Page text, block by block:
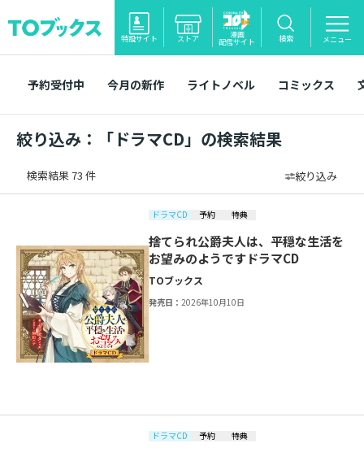
特設サイト ストア 漫画
配信サイト 検索 メニュー
予約受付中 今月の新作 ライトノベル コミックス
絞り込み：「ドラマCD」の検索結果
検索結果 73 件 絞り込み
ドラマCD 予約 特典
捨てられ公爵夫人は、平穏な生活を
お望みのようですドラマCD
TOブックス
発売日：2026年10月10日
ドラマCD 予約 特典